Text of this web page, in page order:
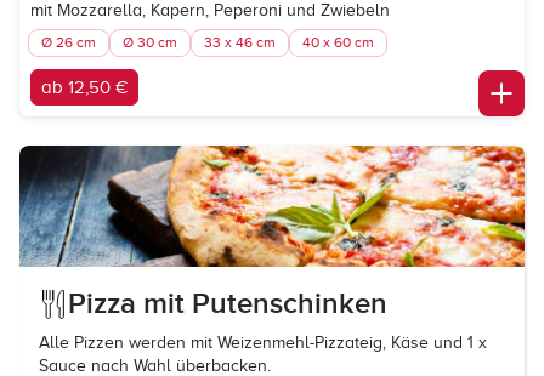
mit Mozzarella, Kapern, Peperoni und Zwiebeln
Ø 26 cm Ø 30 cm 33 x 46 cm 40 x 60 cm
ab 12,50 €
Pizza mit Putenschinken
Alle Pizzen werden mit Weizenmehl-Pizzateig, Käse und 1 x
Sauce nach Wahl überbacken.